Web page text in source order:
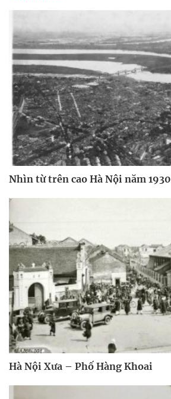
Nhìn từ trên cao Hà Nội năm 1930
Hà Nội Xưa – Phố Hàng Khoai